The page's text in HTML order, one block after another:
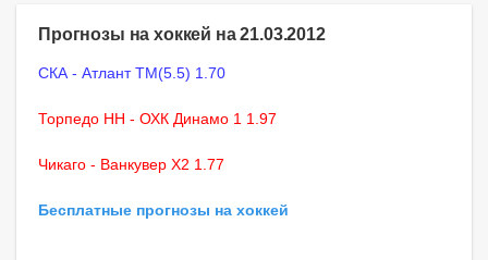
Прогнозы на хоккей на 21.03.2012
СКА - Атлант ТМ(5.5) 1.70
Торпедо НН - ОХК Динамо 1 1.97
Чикаго - Ванкувер X2 1.77
Бесплатные прогнозы на хоккей